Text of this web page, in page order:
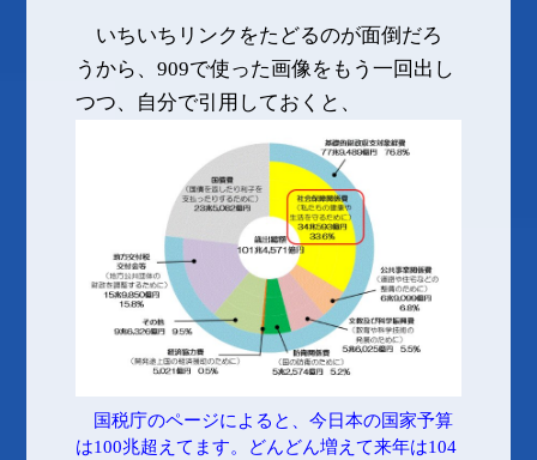
いちいちリンクをたどるのが面倒だろ
うから、909で使った画像をもう一回出し
つつ、自分で引用しておくと、
国税庁のページによると、今日本の国家予算
は100兆超えてます。どんどん増えて来年は104